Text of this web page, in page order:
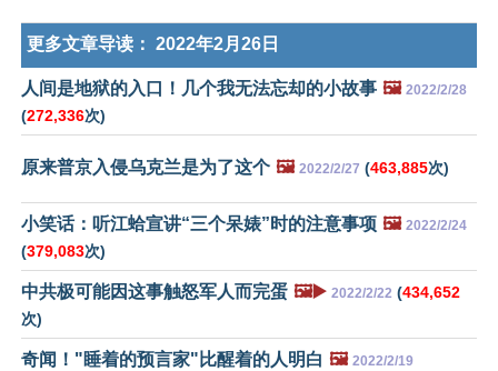
更多文章导读： 2022年2月26日
人间是地狱的入口！几个我无法忘却的小故事 🖼️ 2022/2/28
(272,336次)
原来普京入侵乌克兰是为了这个 🖼️ 2022/2/27 (463,885次)
小笑话：听江蛤宣讲“三个呆婊”时的注意事项 🖼️ 2022/2/24
(379,083次)
中共极可能因这事触怒军人而完蛋 🖼️▶️ 2022/2/22 (434,652
次)
奇闻！"睡着的预言家"比醒着的人明白 🖼️ 2022/2/19